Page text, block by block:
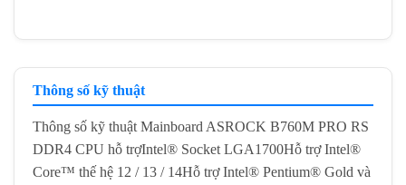
Thông số kỹ thuật
Thông số kỹ thuật Mainboard ASROCK B760M PRO RS
DDR4 CPU hỗ trợIntel® Socket LGA1700Hỗ trợ Intel®
Core™ thế hệ 12 / 13 / 14Hỗ trợ Intel® Pentium® Gold và